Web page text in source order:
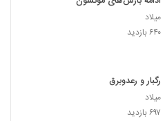
میلاد
۶۴۰ بازدید
رگبار و رعدوبرق
میلاد
۶۹۷ بازدید